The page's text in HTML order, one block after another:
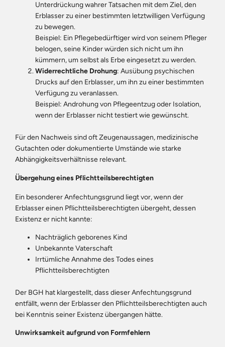
Unterdrückung wahrer Tatsachen mit dem Ziel, den
Erblasser zu einer bestimmten letztwilligen Verfügung
zu bewegen.
Beispiel: Ein Pflegebedürftiger wird von seinem Pfleger
belogen, seine Kinder würden sich nicht um ihn
kümmern, um selbst als Erbe eingesetzt zu werden.
Widerrechtliche Drohung: Ausübung psychischen
Drucks auf den Erblasser, um ihn zu einer bestimmten
Verfügung zu veranlassen.
Beispiel: Androhung von Pflegeentzug oder Isolation,
wenn der Erblasser nicht testiert wie gewünscht.
Für den Nachweis sind oft Zeugenaussagen, medizinische
Gutachten oder dokumentierte Umstände wie starke
Abhängigkeitsverhältnisse relevant.
Übergehung eines Pflichtteilsberechtigten
Ein besonderer Anfechtungsgrund liegt vor, wenn der
Erblasser einen Pflichtteilsberechtigten übergeht, dessen
Existenz er nicht kannte:
Nachträglich geborenes Kind
Unbekannte Vaterschaft
Irrtümliche Annahme des Todes eines
Pflichtteilsberechtigten
Der BGH hat klargestellt, dass dieser Anfechtungsgrund
entfällt, wenn der Erblasser den Pflichtteilsberechtigten auch
bei Kenntnis seiner Existenz übergangen hätte.
Unwirksamkeit aufgrund von Formfehlern